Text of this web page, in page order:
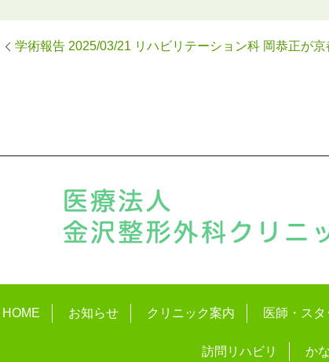
学術報告 2025/03/21 リハビリテーション科 岡恭正が
HOME お知らせ クリニック案内 医師・ス
訪問リハビリ か